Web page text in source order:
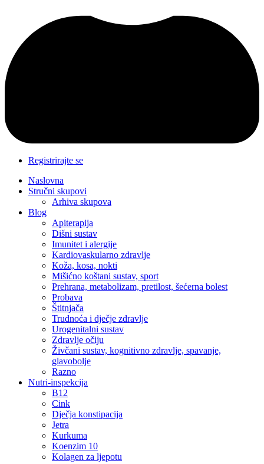
Registrirajte se
Naslovna
Stručni skupovi
Arhiva skupova
Blog
Apiterapija
Dišni sustav
Imunitet i alergije
Kardiovaskularno zdravlje
Koža, kosa, nokti
Mišićno koštani sustav, sport
Prehrana, metabolizam, pretilost, šećerna bolest
Probava
Štitnjača
Trudnoća i dječje zdravlje
Urogenitalni sustav
Zdravlje očiju
Živčani sustav, kognitivno zdravlje, spavanje,
glavobolje
Razno
Nutri-inspekcija
B12
Cink
Dječja konstipacija
Jetra
Kurkuma
Koenzim 10
Kolagen za ljepotu